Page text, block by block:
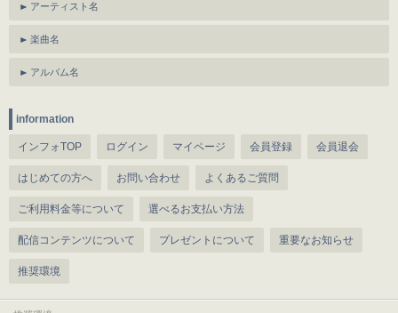
アーティスト名
楽曲名
アルバム名
information
インフォTOP ログイン マイページ 会員登録 会員退会
はじめての方へ お問い合わせ よくあるご質問
ご利用料金等について 選べるお支払い方法
配信コンテンツについて プレゼントについて 重要なお知らせ
推奨環境